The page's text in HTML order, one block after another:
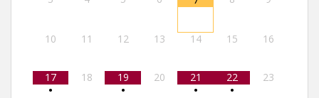
10 11 12 13 14 15 16
17
•
18
19
•
20
21
•
22
•
23